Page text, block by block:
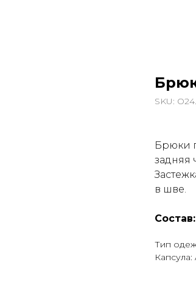
SKU:
Брюки
задняя
в шве.
Состав:
Тип